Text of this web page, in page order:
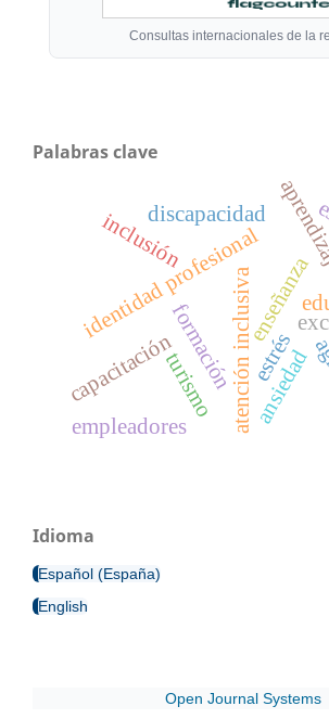
Consultas internacionales de la
Palabras clave
formaciónatención inclusiva
identidad profesionalenseñanza
inclusióndiscapacidad
capacitación estrés
ansiedad
turismo
empleadores
Idioma
Español (España)
English
Open Journal Systems